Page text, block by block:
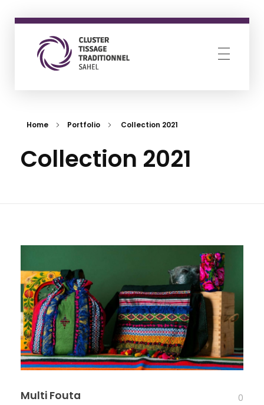
Home Portfolio Collection 2021
Collection 2021
Multi Fouta
0